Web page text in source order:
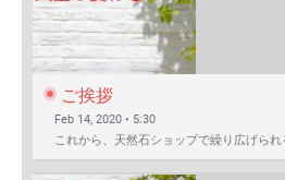
ご挨拶
Feb 14, 2020 • 5:30